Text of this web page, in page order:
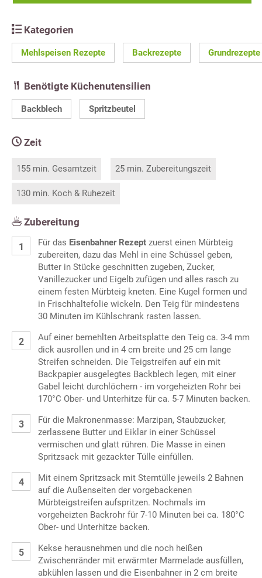
Kategorien
Mehlspeisen Rezepte Backrezepte Grundrezepte
Benötigte Küchenutensilien
Backblech Spritzbeutel
Zeit
155 min. Gesamtzeit 25 min. Zubereitungszeit
130 min. Koch & Ruhezeit
Zubereitung
Für das Eisenbahner Rezept zuerst einen Mürbteig
zubereiten, dazu das Mehl in eine Schüssel geben,
Butter in Stücke geschnitten zugeben, Zucker,
Vanillezucker und Eigelb zufügen und alles rasch zu
einem festen Mürbteig kneten. Eine Kugel formen und
in Frischhaltefolie wickeln. Den Teig für mindestens
30 Minuten im Kühlschrank rasten lassen.
Auf einer bemehlten Arbeitsplatte den Teig ca. 3-4 mm
dick ausrollen und in 4 cm breite und 25 cm lange
Streifen schneiden. Die Teigstreifen auf ein mit
Backpapier ausgelegtes Backblech legen, mit einer
Gabel leicht durchlöchern - im vorgeheizten Rohr bei
170°C Ober- und Unterhitze für ca. 5-7 Minuten backen.
Für die Makronenmasse: Marzipan, Staubzucker,
zerlassene Butter und Eiklar in einer Schüssel
vermischen und glatt rühren. Die Masse in einen
Spritzsack mit gezackter Tülle einfüllen.
Mit einem Spritzsack mit Sterntülle jeweils 2 Bahnen
auf die Außenseiten der vorgebackenen
Mürbteigstreifen aufspritzen. Nochmals im
vorgeheizten Backrohr für 7-10 Minuten bei ca. 180°C
Ober- und Unterhitze backen.
Kekse herausnehmen und die noch heißen
Zwischenränder mit erwärmter Marmelade ausfüllen,
abkühlen lassen und die Eisenbahner in 2 cm breite